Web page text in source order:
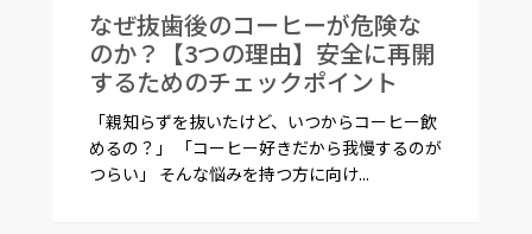
なぜ抜歯後のコーヒーが危険な
のか？【3つの理由】安全に再開
するためのチェックポイント
「親知らずを抜いたけど、いつからコーヒー飲
めるの？」 「コーヒー好きだから我慢するのが
つらい」 そんな悩みを持つ方に向け...